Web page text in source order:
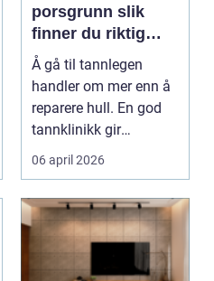
porsgrunn slik
finner du riktig
tannklinikk for
dine behov
Å gå til tannlegen
handler om mer enn å
reparere hull. En god
tannklinikk gir
trygghet,
forutsigbarh...
06 april 2026